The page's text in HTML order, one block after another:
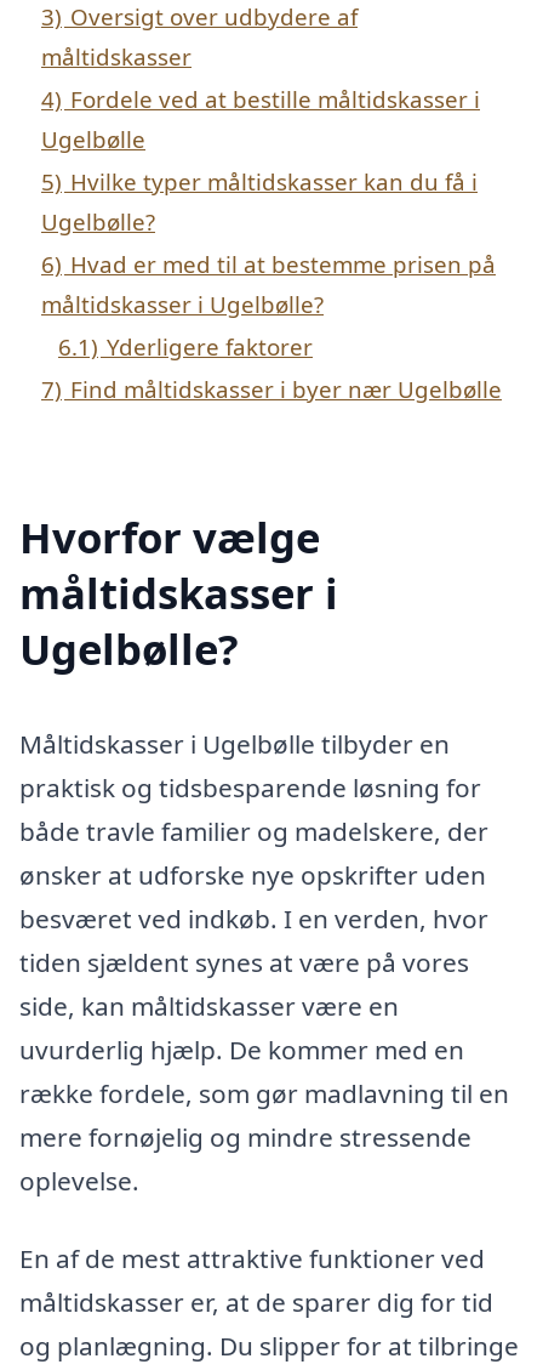
3) Oversigt over udbydere af
måltidskasser
4) Fordele ved at bestille måltidskasser i
Ugelbølle
5) Hvilke typer måltidskasser kan du få i
Ugelbølle?
6) Hvad er med til at bestemme prisen på
måltidskasser i Ugelbølle?
6.1) Yderligere faktorer
7) Find måltidskasser i byer nær Ugelbølle
Hvorfor vælge
måltidskasser i
Ugelbølle?
Måltidskasser i Ugelbølle tilbyder en
praktisk og tidsbesparende løsning for
både travle familier og madelskere, der
ønsker at udforske nye opskrifter uden
besværet ved indkøb. I en verden, hvor
tiden sjældent synes at være på vores
side, kan måltidskasser være en
uvurderlig hjælp. De kommer med en
række fordele, som gør madlavning til en
mere fornøjelig og mindre stressende
oplevelse.
En af de mest attraktive funktioner ved
måltidskasser er, at de sparer dig for tid
og planlægning. Du slipper for at tilbringe